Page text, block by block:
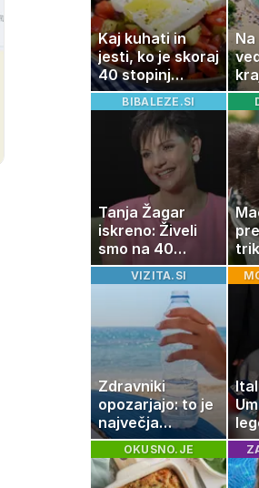
Kaj kuhati in
jesti, ko je skoraj
40 stopinj
Celzija: 5 kosil
brez prižiganja
pečice
za
BIBALEZE.SI
Tanja Žagar
iskreno: Živeli
smo na 40
kvadratih, a
imela sem vse,
potrebuje
VIZITA.SI
Zdravniki
opozarjajo: to je
največja
napaka, ki jo
ljudje delajo med
vročino
OKUSNO.JE